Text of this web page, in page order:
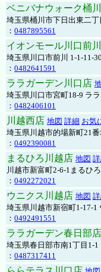
ベニバナウォーク桶
埼玉県桶川市下日出東二
： 0487895561
イオンモール川口前
埼玉県川口市前川 1-1-11-
： 0482641591
ララガーデン川口店
埼玉県川口市宮町18-9 ラ
： 0482406101
川越西店 地図 詳細 お気
埼玉県川越市的場新町21番
： 0492390081
まるひろ川越店 地図
川越市新富町2-6-1まるひ
： 0492272021
ウニクス川越店 地図
埼玉県川越市新宿町1-17-1
： 0492491551
ララガーデン春日部店
埼玉県春日部市南1丁目1-
： 0487317411